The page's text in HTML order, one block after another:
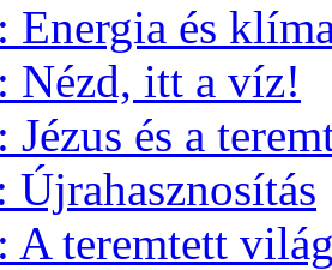
Energia és
Nézd, itt a víz!
Jézus és a
Újrahasznosítás
A teremtett